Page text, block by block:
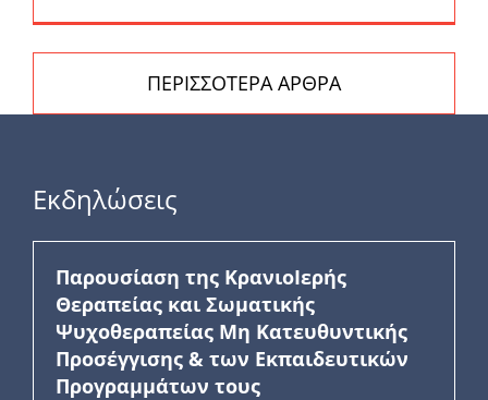
ΠΕΡΙΣΣΟΤΕΡΑ ΑΡΘΡΑ
Εκδηλώσεις
Παρουσίαση της ΚρανιοΙερής
Θεραπείας και Σωματικής
Ψυχοθεραπείας Μη Κατευθυντικής
Προσέγγισης & των Εκπαιδευτικών
Προγραμμάτων τους